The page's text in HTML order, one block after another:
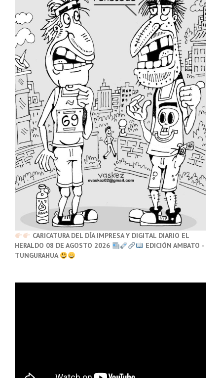
CARICATURA DEL DÍA IMPRESA Y DIGITAL DIARIO EL
HERALDO 08 DE AGOSTO 2026
EDICIÓN AMBATO -
TUNGURAHUA